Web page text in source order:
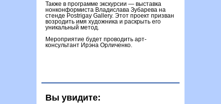
Также в программе экскурсии — выставка
нонконформиста Владислава Зубарева на
стенде Postrigay Gallery. Этот проект призван
возродить имя художника и раскрыть его
уникальный метод.
Мероприятие будет проводить арт-
консультант Ирэна Орличенко.
Вы увидите: